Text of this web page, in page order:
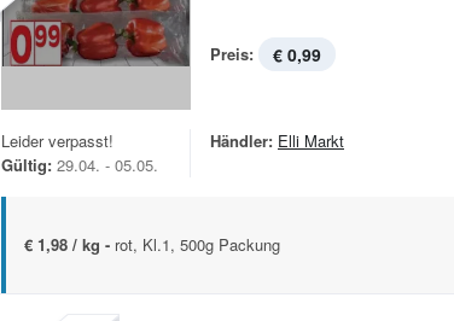
Preis: € 0,99
Leider verpasst!
Gültig: 29.04. - 05.05.
Händler: Elli Markt
€ 1,98 / kg - rot, Kl.1, 500g Packung